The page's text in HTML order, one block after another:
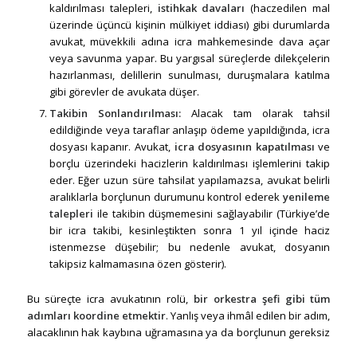
kaldırılması talepleri, istihkak davaları (haczedilen mal
üzerinde üçüncü kişinin mülkiyet iddiası) gibi durumlarda
avukat, müvekkili adına icra mahkemesinde dava açar
veya savunma yapar. Bu yargısal süreçlerde dilekçelerin
hazırlanması, delillerin sunulması, duruşmalara katılma
gibi görevler de avukata düşer.
Takibin Sonlandırılması:Alacak tam olarak tahsil
edildiğinde veya taraflar anlaşıp ödeme yapıldığında, icra
dosyası kapanır. Avukat, icra dosyasının kapatılması ve
borçlu üzerindeki hacizlerin kaldırılması işlemlerini takip
eder. Eğer uzun süre tahsilat yapılamazsa, avukat belirli
aralıklarla borçlunun durumunu kontrol ederekyenileme
talepleri ile takibin düşmemesini sağlayabilir (Türkiye’de
bir icra takibi, kesinleştikten sonra 1 yıl içinde haciz
istenmezse düşebilir; bu nedenle avukat, dosyanın
takipsiz kalmamasına özen gösterir).
Bu süreçte icra avukatının rolü, bir orkestra şefi gibi tüm
adımları koordine etmektir. Yanlış veya ihmâl edilen bir adım,
alacaklının hak kaybına uğramasına ya da borçlunun gereksiz